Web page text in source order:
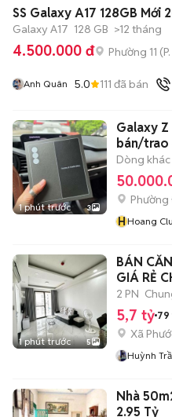
SS Galaxy A17
Galaxy A17 128 GB >12 tháng
4.500.000 đ Phường 11 (
Anh Quân 5.0 111 đã bán
1 phút trước 3
Galaxy Z
bán/trao
Dòng khác
Phường
HHoang
1 phút trước 5
BÁN
GIÁ RẺ
2 PN
5,7 tỷ 79
Xã
Huỳnh
Nhà
2.95 Tỷ